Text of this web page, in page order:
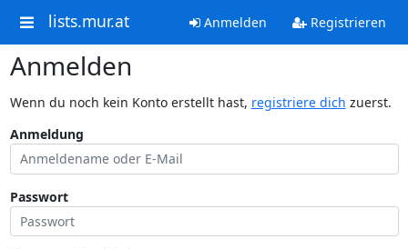
lists.mur.at Anmelden Registrieren
Anmelden
Wenn du noch kein Konto erstellt hast, registriere dich zuerst.
Anmeldung
Passwort